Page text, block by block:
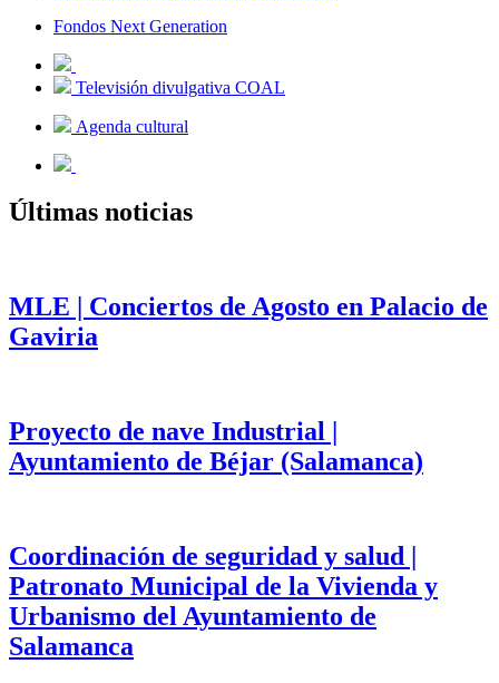
Fondos Next Generation
Televisión divulgativa COAL
Agenda cultural
Últimas noticias
MLE | Conciertos de Agosto en Palacio de
Gaviria
Proyecto de nave Industrial |
Ayuntamiento de Béjar (Salamanca)
Coordinación de seguridad y salud |
Patronato Municipal de la Vivienda y
Urbanismo del Ayuntamiento de
Salamanca